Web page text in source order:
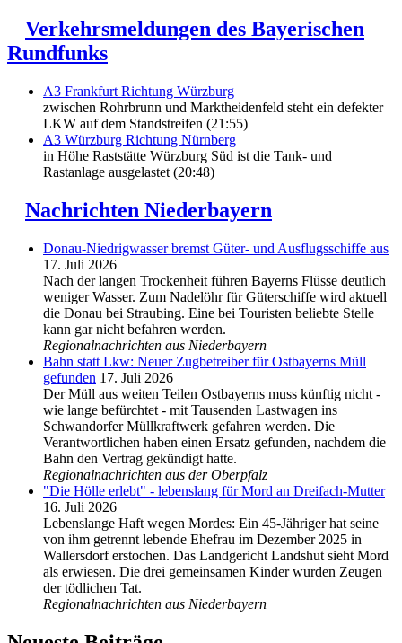
Verkehrsmeldungen des Bayerischen
Rundfunks
A3 Frankfurt Richtung Würzburg
zwischen Rohrbrunn und Marktheidenfeld steht ein defekter
LKW auf dem Standstreifen (21:55)
A3 Würzburg Richtung Nürnberg
in Höhe Raststätte Würzburg Süd ist die Tank- und
Rastanlage ausgelastet (20:48)
Nachrichten Niederbayern
Donau-Niedrigwasser bremst Güter- und Ausflugsschiffe aus
17. Juli 2026
Nach der langen Trockenheit führen Bayerns Flüsse deutlich
weniger Wasser. Zum Nadelöhr für Güterschiffe wird aktuell
die Donau bei Straubing. Eine bei Touristen beliebte Stelle
kann gar nicht befahren werden.
Regionalnachrichten aus Niederbayern
Bahn statt Lkw: Neuer Zugbetreiber für Ostbayerns Müll
gefunden 17. Juli 2026
Der Müll aus weiten Teilen Ostbayerns muss künftig nicht -
wie lange befürchtet - mit Tausenden Lastwagen ins
Schwandorfer Müllkraftwerk gefahren werden. Die
Verantwortlichen haben einen Ersatz gefunden, nachdem die
Bahn den Vertrag gekündigt hatte.
Regionalnachrichten aus der Oberpfalz
"Die Hölle erlebt" - lebenslang für Mord an Dreifach-Mutter
16. Juli 2026
Lebenslange Haft wegen Mordes: Ein 45-Jähriger hat seine
von ihm getrennt lebende Ehefrau im Dezember 2025 in
Wallersdorf erstochen. Das Landgericht Landshut sieht Mord
als erwiesen. Die drei gemeinsamen Kinder wurden Zeugen
der tödlichen Tat.
Regionalnachrichten aus Niederbayern